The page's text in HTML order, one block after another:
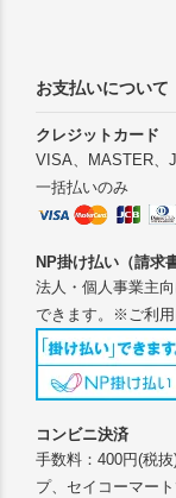
お支払いについて
クレジットカード
VISA、MASTER、
一括払いのみ
NP掛け払い（請求
法人・個人事業主
できます。※ご利用
コンビニ決済
手数料：400円(税
プ、セイコーマー